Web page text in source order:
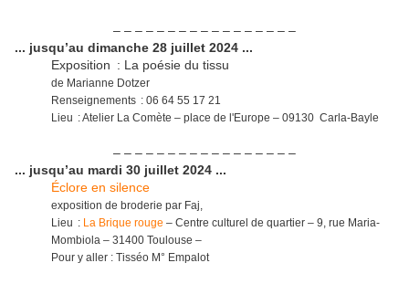
– – – – – – – – – – – – – – – – –
... jusqu’au dimanche 28 juillet 2024 ...
Exposition : La poésie du tissu
de Marianne Dotzer
Renseignements : 06 64 55 17 21
Lieu : Atelier La Comète – place de l'Europe – 09130 Carla-Bayle
– – – – – – – – – – – – – – – – –
... jusqu’au mardi 30 juillet 2024 ...
Éclore en silence
exposition de broderie par Faj,
Lieu : La Brique rouge – Centre culturel de quartier – 9, rue Maria-
Mombiola – 31400 Toulouse –
Pour y aller : Tisséo M° Empalot